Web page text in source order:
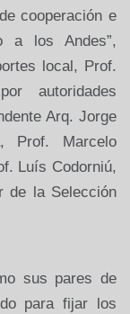
cooperación e
a los Andes”,
local, Prof.
autoridades
Arq. Jorge
Prof. Marcelo
Luís Codorniú,
de la Selección
sus pares de
para fijar los